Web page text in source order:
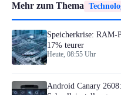
Mehr zum Thema
Speicherkrise: RAM-
17% teurer
Heute, 08:55 Uhr
Android Canary